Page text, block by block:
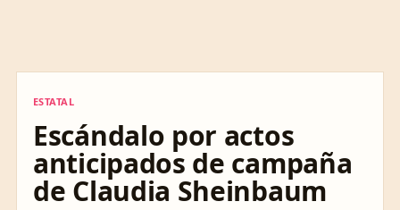
ESTATAL
Escándalo por actos
anticipados de campaña
de Claudia Sheinbaum